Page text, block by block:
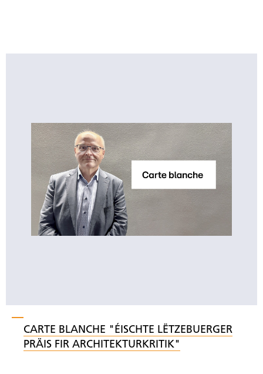
CARTE BLANCHE "ÉISCHTE LËTZEBUERGER
PRÄIS FIR ARCHITEKTURKRITIK"